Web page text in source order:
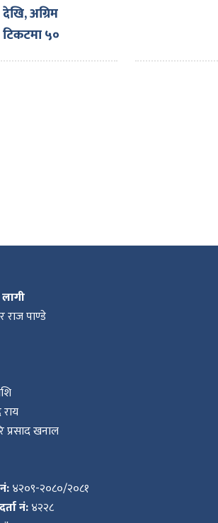
देखि, अग्रिम
टिकटमा ५०
प्रतिशतसम्म छुट
राज पाण्डे
प्रसाद खनाल
४२०९-२०८०/२०८१
नं:४२२८